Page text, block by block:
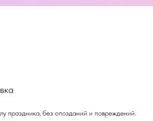
праздника, без опозданий и повреждений.